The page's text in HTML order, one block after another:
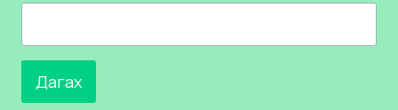
Дагах